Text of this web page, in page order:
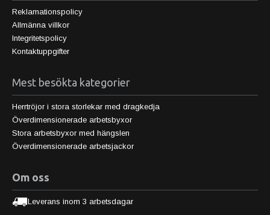
Reklamationspolicy
Allmänna villkor
Integritetspolicy
Kontaktuppgifter
Mest besökta kategorier
Herrtröjor i stora storlekar med dragkedja
Överdimensionerade arbetsbyxor
Stora arbetsbyxor med hängslen
Överdimensionerade arbetsjackor
Om oss
Leverans inom 3 arbetsdagar